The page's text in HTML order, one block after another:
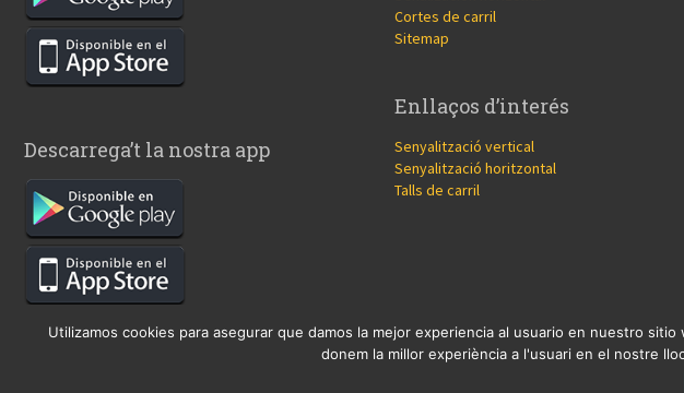
Descarrega’t la nostra app
Cortes de carril
Sitemap
Enllaços d’interés
Senyalització vertical
Senyalització horitzontal
Talls de carril
Utilizamos cookies para asegurar que damos la mejor experiencia al usuario en nuestro
donem la millor experiència a l'usuari en el nostre